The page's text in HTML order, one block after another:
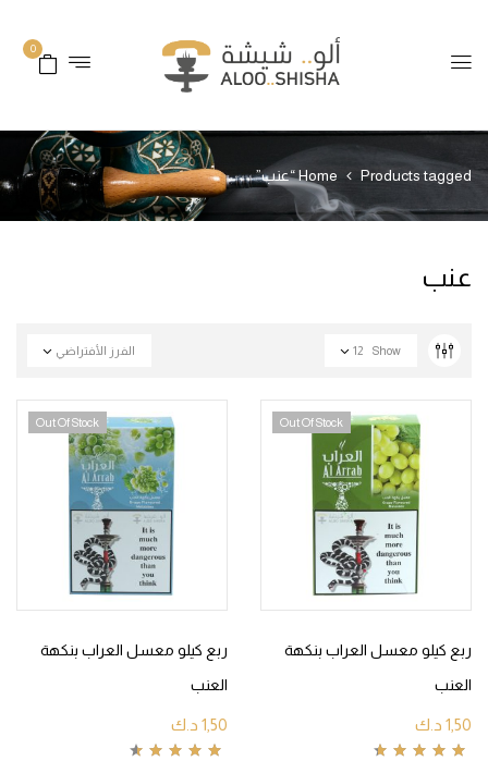
0
Home Products tagged “عنب”
عنب
الفرز الأفتراضي Show
12
Out Of Stock
ربع كيلو معسل العراب بنكهة
العنب
1,50 د.ك
Out Of Stock
ربع كيلو معسل العراب بنكهة
العنب
1,50 د.ك